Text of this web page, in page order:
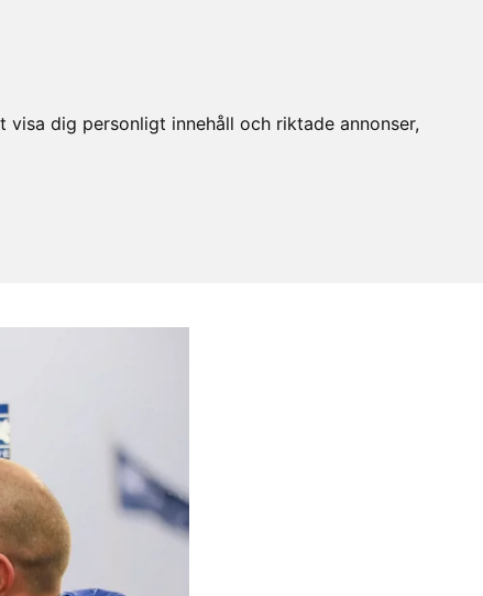
dig personligt innehåll och riktade annonser,